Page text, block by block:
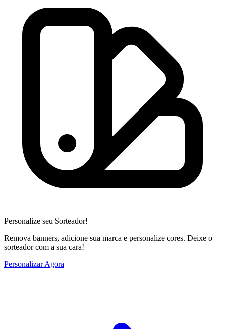
Personalize seu Sorteador!
Remova banners, adicione sua marca e personalize cores. Deixe o
sorteador com a sua cara!
Personalizar Agora